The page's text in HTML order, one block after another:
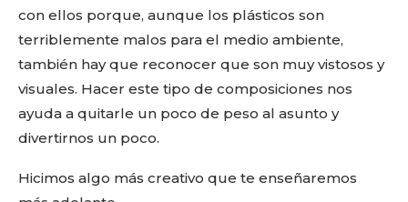
con ellos porque, aunque los plásticos son
terriblemente malos para el medio ambiente,
también hay que reconocer que son muy vistosos y
visuales. Hacer este tipo de composiciones nos
ayuda a quitarle un poco de peso al asunto y
divertirnos un poco.
Hicimos algo más creativo que te enseñaremos